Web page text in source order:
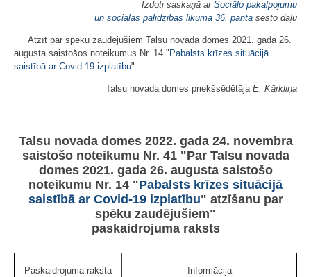
Izdoti saskaņā ar Sociālo pakalpojumu
un sociālās palīdzības likuma 36. panta sesto daļu
Atzīt par spēku zaudējušiem Talsu novada domes 2021. gada 26.
augusta saistošos noteikumus Nr. 14 " Pabalsts krīzes situācijā
saistībā ar Covid-19 izplatību".
Talsu novada domes priekšsēdētāja E. Kārkliņa
Talsu novada domes 2022. gada 24. novembra
saistošo noteikumu Nr. 41 "Par Talsu novada
domes 2021. gada 26. augusta saistošo
noteikumu Nr. 14 "Pabalsts krīzes situācijā
saistībā ar Covid-19 izplatību" atzīšanu par
spēku zaudējušiem"
paskaidrojuma raksts
Paskaidrojuma raksta
Informācija